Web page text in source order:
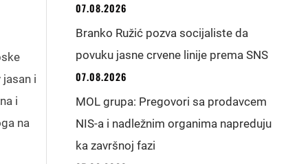
i
i
na
07.08.2026
Branko Ružić pozva socijaliste da
povuku jasne crvene linije prema SNS
07.08.2026
MOL grupa: Pregovori sa prodavcem
NIS-a i nadležnim organima napreduju
ka završnoj fazi